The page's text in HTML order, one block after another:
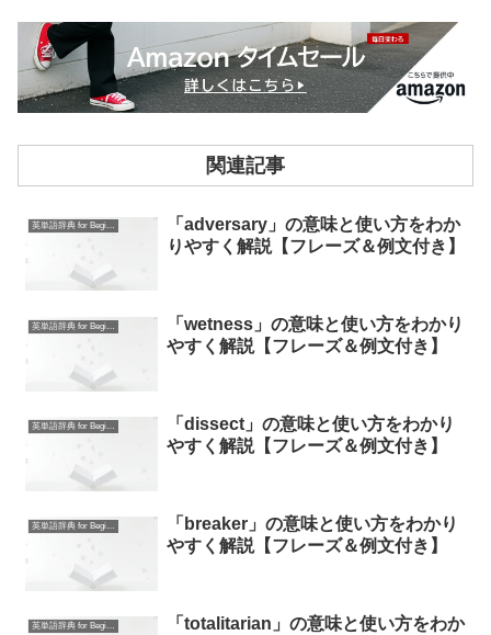
関連記事
英単語辞典 for Beginners
「adversary」の意味と使い方をわか
りやすく解説【フレーズ＆例文付き】
英単語辞典 for Beginners
「wetness」の意味と使い方をわかり
やすく解説【フレーズ＆例文付き】
英単語辞典 for Beginners
「dissect」の意味と使い方をわかり
やすく解説【フレーズ＆例文付き】
英単語辞典 for Beginners
「breaker」の意味と使い方をわかり
やすく解説【フレーズ＆例文付き】
英単語辞典 for Beginners
「totalitarian」の意味と使い方をわか